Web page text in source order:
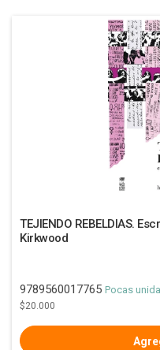
TEJIENDO REBELDIAS.
Kirkwood
9789560017765 Pocas
$20.000